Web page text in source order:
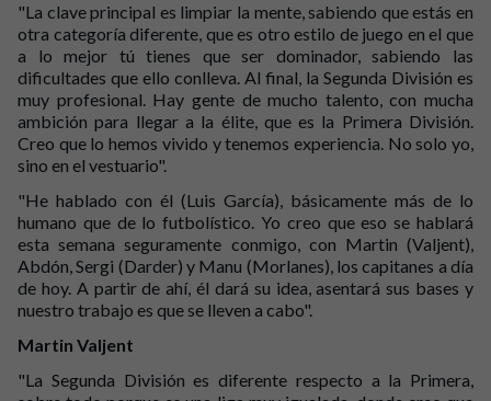
"La clave principal es limpiar la mente, sabiendo que estás en
otra categoría diferente, que es otro estilo de juego en el que
a lo mejor tú tienes que ser dominador, sabiendo las
dificultades que ello conlleva. Al final, la Segunda División es
muy profesional. Hay gente de mucho talento, con mucha
ambición para llegar a la élite, que es la Primera División.
Creo que lo hemos vivido y tenemos experiencia. No solo yo,
sino en el vestuario".
"He hablado con él (Luis García), básicamente más de lo
humano que de lo futbolístico. Yo creo que eso se hablará
esta semana seguramente conmigo, con Martin (Valjent),
Abdón, Sergi (Darder) y Manu (Morlanes), los capitanes a día
de hoy. A partir de ahí, él dará su idea, asentará sus bases y
nuestro trabajo es que se lleven a cabo".
Martin Valjent
"La Segunda División es diferente respecto a la Primera,